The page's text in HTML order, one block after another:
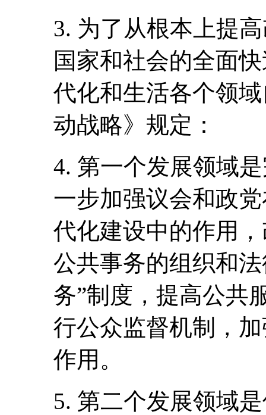
3. 为了从根本上提
国家和社会的全面
代化和生活各个领
动战略》规定：
4. 第一个发展领域
一步加强议会和政
代化建设中的作用
公共事务的组织和
务”制度，提高公共
行公众监督机制，
作用。
5. 第二个发展领域